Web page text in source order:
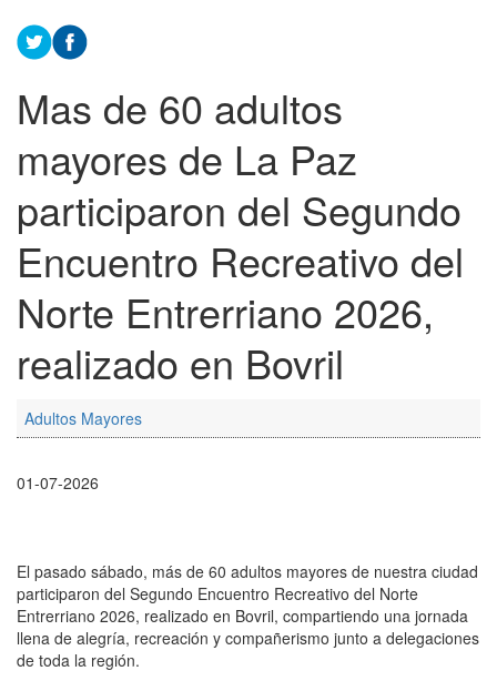
Mas de 60 adultos
mayores de La Paz
participaron del Segundo
Encuentro Recreativo del
Norte Entrerriano 2026,
realizado en Bovril
Adultos Mayores
01-07-2026
El pasado sábado, más de 60 adultos mayores de nuestra ciudad
participaron del Segundo Encuentro Recreativo del Norte
Entrerriano 2026, realizado en Bovril, compartiendo una jornada
llena de alegría, recreación y compañerismo junto a delegaciones
de toda la región.